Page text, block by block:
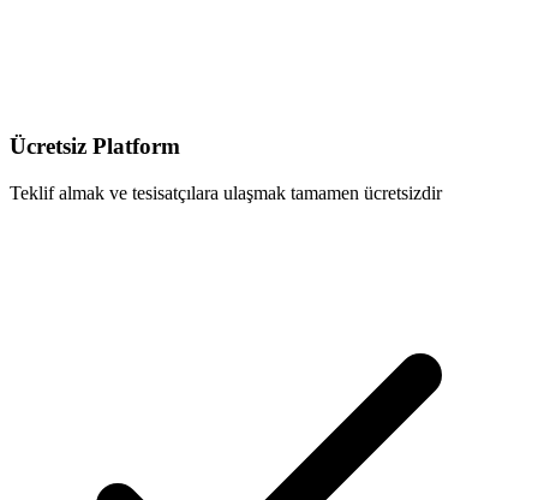
Ücretsiz Platform
Teklif almak ve tesisatçılara ulaşmak tamamen ücretsizdir